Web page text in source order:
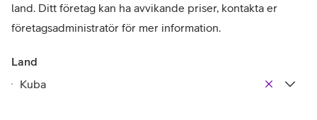
land. Ditt företag kan ha avvikande priser, kontakta er
företagsadministratör för mer information.
Land